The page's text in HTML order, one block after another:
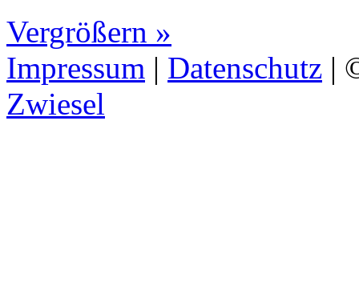
Vergrößern »
Impressum | Datenschutz |
Zwiesel